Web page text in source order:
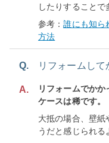
したりすることで
参考：誰にも知ら
方法
Q. リフォームして
A.
リフォームでか
ケースは稀です。
大抵の場合、壁紙
うだと感じられる